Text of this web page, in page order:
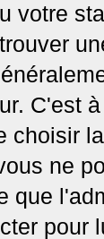
votre
C'est
choisir
ne
que
pour